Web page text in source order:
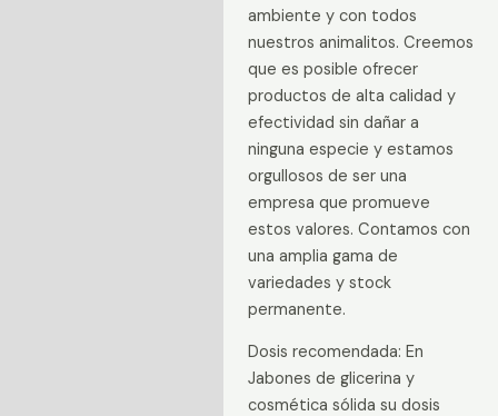
ambiente y con todos
nuestros animalitos. Creemos
que es posible ofrecer
productos de alta calidad y
efectividad sin dañar a
ninguna especie y estamos
orgullosos de ser una
empresa que promueve
estos valores. Contamos con
una amplia gama de
variedades y stock
permanente.
Dosis recomendada: En
Jabones de glicerina y
cosmética sólida su dosis